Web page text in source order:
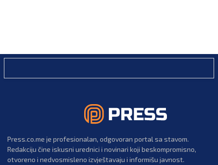
Press.co.me je profesionalan, odgovoran portal sa stavom.
Redakciju čine iskusni urednici i novinari koji beskompromisno,
otvoreno i nedvosmisleno izvještavaju i informišu javnost.